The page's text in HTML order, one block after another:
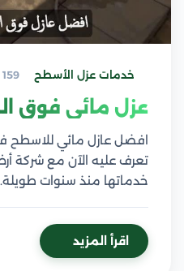
خدمات عزل الأسطح 159
عزل مائي فوق
افضل عازل مائي للاسطح
تعرف عليه الآن مع شركة
خدماتها منذ سنوات
اقرأ المزيد